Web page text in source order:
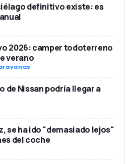
definitivo existe: es
2026: camper todoterreno
verano
de Nissan podría llegar a
se ha ido "demasiado lejos"
del coche